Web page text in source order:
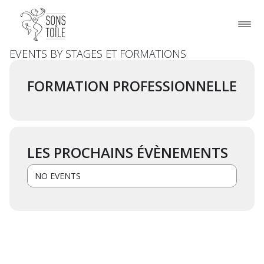
EVENTS BY STAGES ET FORMATIONS
FORMATION PROFESSIONNELLE
LES PROCHAINS ÉVÈNEMENTS
NO EVENTS